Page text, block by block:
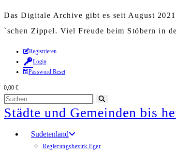
Das Digitale Archive gibt es seit August
`schen Zippel. Viel Freude beim Stöbern in
Zum
Inhalt
springen
Registrieren
Login
Password Reset
0,00 €
Diese
Website
durchsuchen
starten
Städte und Gemeinden bis
Sudetenland
Regierungsbezirk Eger